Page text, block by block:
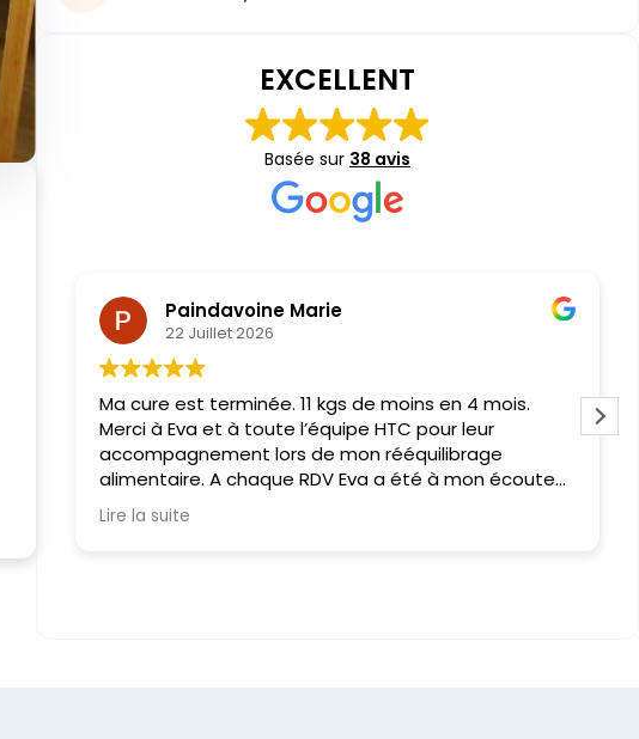
EXCELLENT
Basée sur 38 avis
Guerin philippe
16 Avril 2026
Bonjour,
Une équipe très professionnel , très sympathique !!
Moi je suis suivi par Eva, beaucoup d'échange
pendant pour ma cure très motivant.
Diététicienne avec beaucoup de bon conseil.
Des soins super intéressant.
Lire la suite